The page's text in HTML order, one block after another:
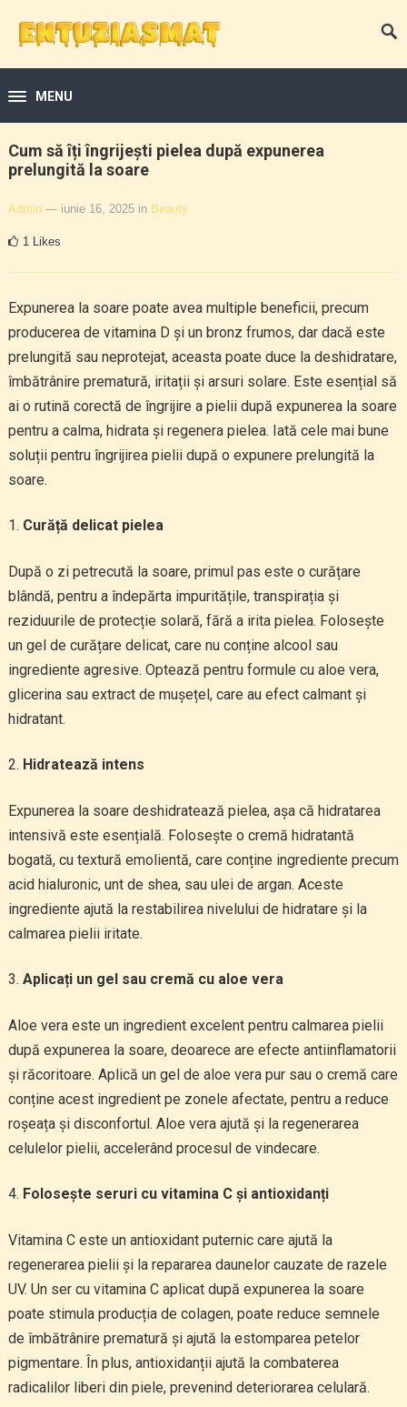
MENU
Cum să îți îngrijești pielea după expunerea
prelungită la soare
Admin — iunie 16, 2025 in Beauty
1 Likes
Expunerea la soare poate avea multiple beneficii, precum
producerea de vitamina D și un bronz frumos, dar dacă este
prelungită sau neprotejat, aceasta poate duce la deshidratare,
îmbătrânire prematură, iritații și arsuri solare. Este esențial să
ai o rutină corectă de îngrijire a pielii după expunerea la soare
pentru a calma, hidrata și regenera pielea. Iată cele mai bune
soluții pentru îngrijirea pielii după o expunere prelungită la
soare.
Curăță delicat pielea
După o zi petrecută la soare, primul pas este o curățare
blândă, pentru a îndepărta impuritățile, transpirația și
reziduurile de protecție solară, fără a irita pielea. Folosește
un gel de curățare delicat, care nu conține alcool sau
ingrediente agresive. Optează pentru formule cu aloe vera,
glicerina sau extract de mușețel, care au efect calmant și
hidratant.
Hidratează intens
Expunerea la soare deshidratează pielea, așa că hidratarea
intensivă este esențială. Folosește o cremă hidratantă
bogată, cu textură emolientă, care conține ingrediente precum
acid hialuronic, unt de shea, sau ulei de argan. Aceste
ingrediente ajută la restabilirea nivelului de hidratare și la
calmarea pielii iritate.
Aplicați un gel sau cremă cu aloe vera
Aloe vera este un ingredient excelent pentru calmarea pielii
după expunerea la soare, deoarece are efecte antiinflamatorii
și răcoritoare. Aplică un gel de aloe vera pur sau o cremă care
conține acest ingredient pe zonele afectate, pentru a reduce
roșeața și disconfortul. Aloe vera ajută și la regenerarea
celulelor pielii, accelerând procesul de vindecare.
Folosește seruri cu vitamina C și antioxidanți
Vitamina C este un antioxidant puternic care ajută la
regenerarea pielii și la repararea daunelor cauzate de razele
UV. Un ser cu vitamina C aplicat după expunerea la soare
poate stimula producția de colagen, poate reduce semnele
de îmbătrânire prematură și ajută la estomparea petelor
pigmentare. În plus, antioxidanții ajută la combaterea
radicalilor liberi din piele, prevenind deteriorarea celulară.